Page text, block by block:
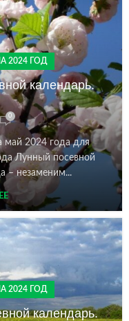
2024 ГОД
календарь.
0
май 2024 года для
Лунный посевной
– незаменим...
2024 ГОД
календарь.